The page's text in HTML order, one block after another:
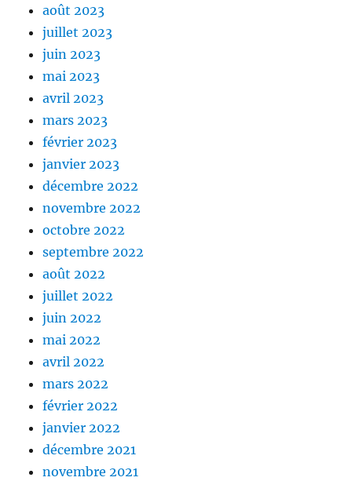
août 2023
juillet 2023
juin 2023
mai 2023
avril 2023
mars 2023
février 2023
janvier 2023
décembre 2022
novembre 2022
octobre 2022
septembre 2022
août 2022
juillet 2022
juin 2022
mai 2022
avril 2022
mars 2022
février 2022
janvier 2022
décembre 2021
novembre 2021